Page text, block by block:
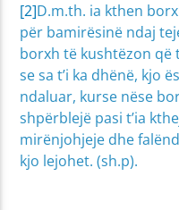
[2]D.m.th. ia kthen
për bamirësinë ndaj
borxh të kushtëzon që
se sa t’i ka dhënë, kjo
ndaluar, kurse nëse
shpërblejë pasi t’ia
mirënjohjeje dhe
kjo lejohet. (sh.p).